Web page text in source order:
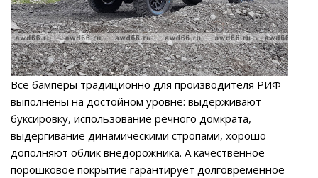
Все бамперы традиционно для производителя РИФ
выполнены на достойном уровне: выдерживают
буксировку, использование речного домкрата,
выдергивание динамическими стропами, хорошо
дополняют облик внедорожника. А качественное
порошковое покрытие гарантирует долговременное